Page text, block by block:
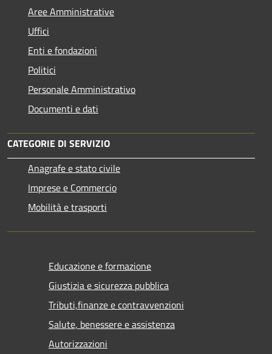
Aree Amministrative
Uffici
Enti e fondazioni
Politici
Personale Amministrativo
Documenti e dati
CATEGORIE DI SERVIZIO
Anagrafe e stato civile
Imprese e Commercio
Mobilità e trasporti
Educazione e formazione
Giustizia e sicurezza pubblica
Tributi,finanze e contravvenzioni
Salute, benessere e assistenza
Autorizzazioni